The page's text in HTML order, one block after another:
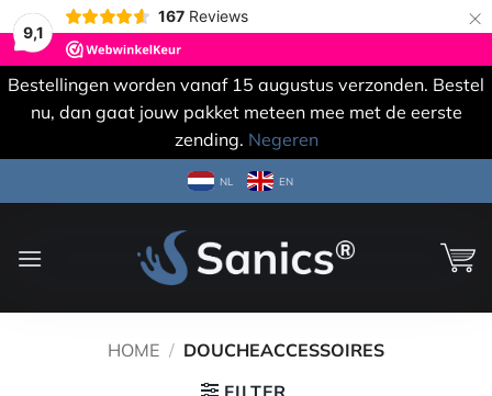
9,1
167 Reviews ×
Bestellingen worden vanaf 15 augustus verzonden. Bestel
nu, dan gaat jouw pakket meteen mee met de eerste
zending. Negeren
naar
NL EN
HOME / DOUCHEACCESSOIRES
FILTER